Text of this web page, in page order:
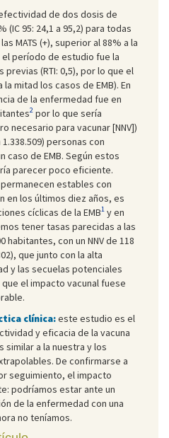
de dos dosis de
(IC 95: 24,1 a 95,2) para todas
MATS (+), superior al 88% a la
período de estudio fue la
(RTI: 0,5), por lo que el
mitad los casos de EMB). En
de la enfermedad fue en
2 por lo que sería
necesario para vacunar [NNV])
1.338.509) personas con
caso de EMB. Según estos
parecer poco eficiente.
estables con
en los últimos diez años, es
cíclicas de la EMB1 y en
tener tasas parecidas a las
habitantes, con un NNV de 118
que junto con la alta
y las secuelas potenciales
el impacto vacunal fuese
clínica:este estudio es el
y eficacia de la vacuna
similar a la nuestra y los
De confirmarse a
seguimiento, el impacto
podríamos estar ante un
de la enfermedad con una
no teníamos.